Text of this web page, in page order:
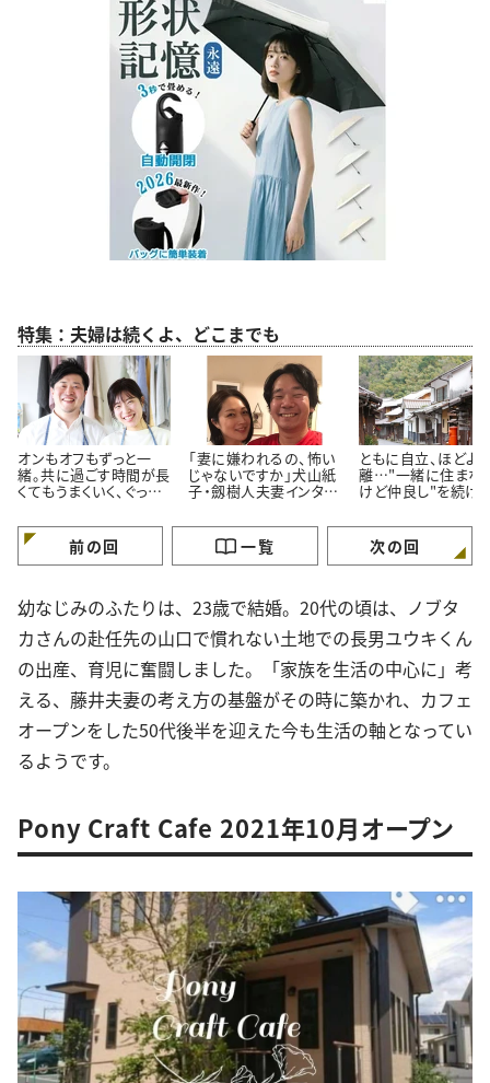
特集：夫婦は続くよ、どこまでも
オンもオフもずっと一
緒。共に過ごす時間が長
くてもうまくいく、ぐっち
替え方」
「妻に嫌われるの、怖い
じゃないですか」犬山紙
子・劔樹人夫妻インタビ
どこまでも
ともに自立、ほどよ
離…"一緒に住まな
けど仲良し"を続け
ンタビュー後編
前の回 一覧 次の回
幼なじみのふたりは、23歳で結婚。20代の頃は、ノブタ
カさんの赴任先の山口で慣れない土地での長男ユウキくん
の出産、育児に奮闘しました。「家族を生活の中心に」考
える、藤井夫妻の考え方の基盤がその時に築かれ、カフェ
オープンをした50代後半を迎えた今も生活の軸となってい
るようです。
Pony Craft Cafe 2021年10月オープン